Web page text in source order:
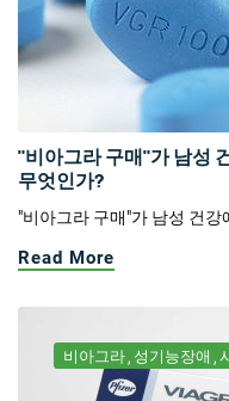
"비아그라 구매"가 남성
무엇인가?
"비아그라 구매"가 남성 건
Read More
비아그라 성기능장애